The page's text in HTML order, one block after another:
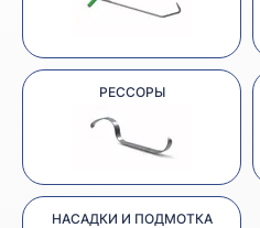
РЕССОРЫ
НАСАДКИ И ПОДМОТКА